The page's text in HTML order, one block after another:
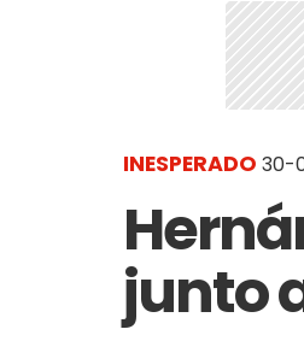
INESPERADO 30-
junto